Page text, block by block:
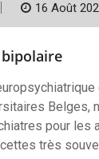
16 Août
Belges,
pour les
très